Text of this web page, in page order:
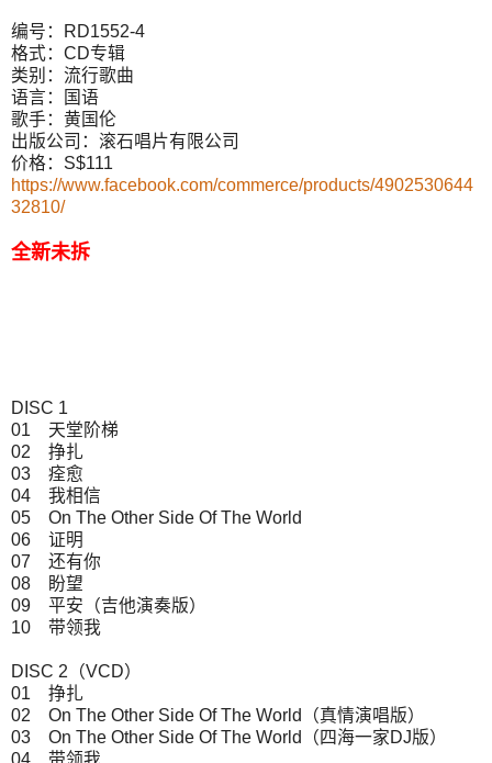
编号：RD1552-4
格式：CD专辑
类别：流行歌曲
语言：国语
歌手：黄国伦
出版公司：滚石唱片有限公司
价格：S$111
https://www.facebook.com/commerce/products/4902530644
32810/
全新未拆
DISC 1
01 天堂阶梯
02 挣扎
03 痊愈
04 我相信
05 On The Other Side Of The World
06 证明
07 还有你
08 盼望
09 平安（吉他演奏版）
10 带领我
DISC 2（VCD）
01 挣扎
02 On The Other Side Of The World（真情演唱版）
03 On The Other Side Of The World（四海一家DJ版）
04 带领我